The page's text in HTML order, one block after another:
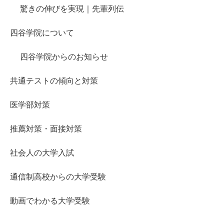
驚きの伸びを実現｜先輩列伝
四谷学院について
四谷学院からのお知らせ
共通テストの傾向と対策
医学部対策
推薦対策・面接対策
社会人の大学入試
通信制高校からの大学受験
動画でわかる大学受験